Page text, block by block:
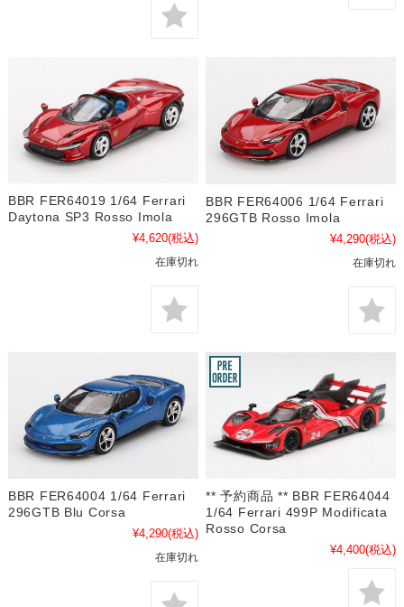
BBR FER64019 1/64 Ferrari
Daytona SP3 Rosso Imola
¥4,620(税込)
在庫切れ
BBR FER64006 1/64 Ferrari
296GTB Rosso Imola
¥4,290(税込)
在庫切れ
BBR FER64004 1/64 Ferrari
296GTB Blu Corsa
¥4,290(税込)
在庫切れ
** 予約商品 ** BBR FER64044
1/64 Ferrari 499P Modificata
Rosso Corsa
¥4,400(税込)